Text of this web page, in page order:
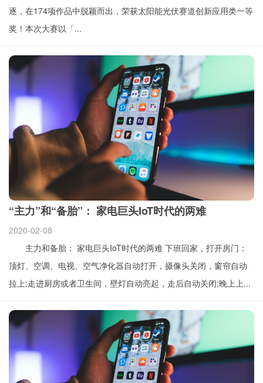
逐，在174项作品中脱颖而出，荣获太阳能光伏赛道创新应用类一等
奖！本次大赛以「...
“主力”和“备胎”： 家电巨头IoT时代的两难
2020-02-08
主力和备胎： 家电巨头IoT时代的两难 下班回家，打开房门：
顶灯、空调、电视、空气净化器自动打开，摄像头关闭，窗帘自动
拉上;走进厨房或者卫生间，壁灯自动亮起，走后自动关闭;晚上上...